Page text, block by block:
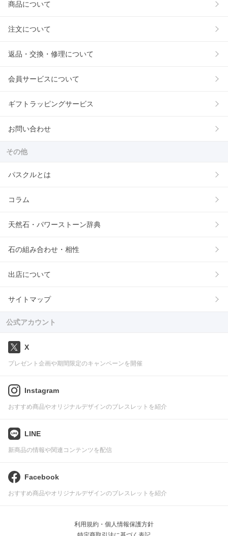
商品について
注文について
返品・交換・修理について
会員サービスについて
ギフトラッピングサービス
お問い合わせ
その他
パスクルとは
コラム
天然石・パワーストーン辞典
石の組み合わせ・相性
出店について
サイトマップ
公式アカウント
X
プレゼント企画や期間限定のキャンペーンを開催
Instagram
おすすめ商品やオリジナルデザインのブレスレットを紹介
LINE
新商品の情報や関連コンテンツを配信
Facebook
おすすめ商品やオリジナルデザインのブレスレットを紹介
利用規約・個人情報保護方針